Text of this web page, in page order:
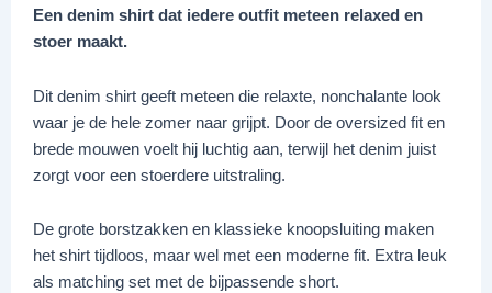
Een denim shirt dat iedere outfit meteen relaxed en
stoer maakt.
Dit denim shirt geeft meteen die relaxte, nonchalante look
waar je de hele zomer naar grijpt. Door de oversized fit en
brede mouwen voelt hij luchtig aan, terwijl het denim juist
zorgt voor een stoerdere uitstraling.
De grote borstzakken en klassieke knoopsluiting maken
het shirt tijdloos, maar wel met een moderne fit. Extra leuk
als matching set met de bijpassende short.